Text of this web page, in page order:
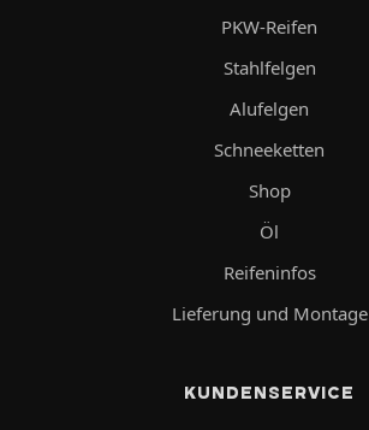
PKW-Reifen
Stahlfelgen
Alufelgen
Schneeketten
Shop
Öl
Reifeninfos
Lieferung und Montage
KUNDENSERVICE